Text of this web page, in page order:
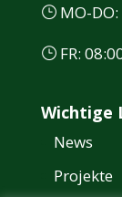
MO-DO:
FR:
Wichtige
News
Projekte